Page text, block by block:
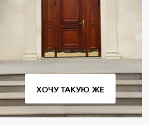
ХОЧУ ТАКУЮ ЖЕ